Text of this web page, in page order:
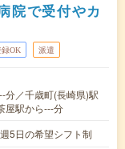
で受付やカ
録OK 派遣
分／千歳町(長崎県)駅
屋駅から---分
5日の希望シフト制